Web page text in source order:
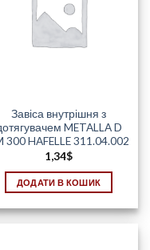
Завіса внутрішня з
METALLA D
300 HAFELLE 311.04.002
1,34$
ДОДАТИ В КОШИК